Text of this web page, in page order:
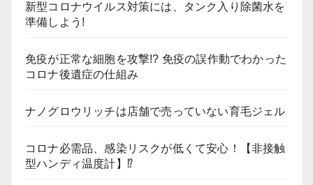
新型コロナウイルス対策には、タンク入り除菌水を
準備しよう!
免疫が正常な細胞を攻撃!? 免疫の誤作動でわかった
コロナ後遺症の仕組み
ナノグロウリッチは店舗で売っていない育毛ジェル
コロナ必需品、感染リスクが低くて安心！【非接触
型ハンディ温度計】⁉